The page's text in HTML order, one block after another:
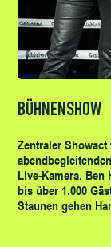
BÜHNENSHOW
Zentraler
Live-Kamera.
bis über 1.000
Staunen gehen